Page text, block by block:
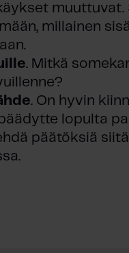
millainen
. Mitkä
. On hyvin
lopulta
päätöksiä